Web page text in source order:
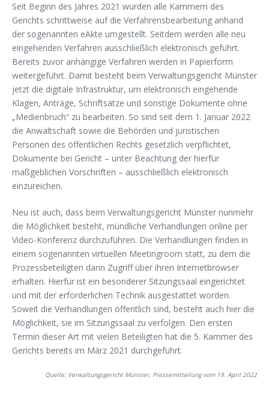
Seit Beginn des Jahres 2021 wurden alle Kammern des
Gerichts schrittweise auf die Verfahrensbearbeitung anhand
der sogenannten eAkte umgestellt. Seitdem werden alle neu
eingehenden Verfahren ausschließlich elektronisch geführt.
Bereits zuvor anhängige Verfahren werden in Papierform
weitergeführt. Damit besteht beim Verwaltungsgericht Münster
jetzt die digitale Infrastruktur, um elektronisch eingehende
Klagen, Anträge, Schriftsätze und sonstige Dokumente ohne
„Medienbruch“ zu bearbeiten. So sind seit dem 1. Januar 2022
die Anwaltschaft sowie die Behörden und juristischen
Personen des öffentlichen Rechts gesetzlich verpflichtet,
Dokumente bei Gericht – unter Beachtung der hierfür
maßgeblichen Vorschriften – ausschließlich elektronisch
einzureichen.
Neu ist auch, dass beim Verwaltungsgericht Münster nunmehr
die Möglichkeit besteht, mündliche Verhandlungen online per
Video-Konferenz durchzuführen. Die Verhandlungen finden in
einem sogenannten virtuellen Meetingroom statt, zu dem die
Prozessbeteiligten dann Zugriff über ihren Internetbrowser
erhalten. Hierfür ist ein besonderer Sitzungssaal eingerichtet
und mit der erforderlichen Technik ausgestattet worden.
Soweit die Verhandlungen öffentlich sind, besteht auch hier die
Möglichkeit, sie im Sitzungssaal zu verfolgen. Den ersten
Termin dieser Art mit vielen Beteiligten hat die 5. Kammer des
Gerichts bereits im März 2021 durchgeführt.
Quelle: Verwaltungsgericht Münster, Pressemitteilung vom 19. April 2022